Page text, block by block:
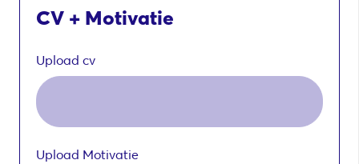
CV + Motivatie
Upload cv
Upload Motivatie